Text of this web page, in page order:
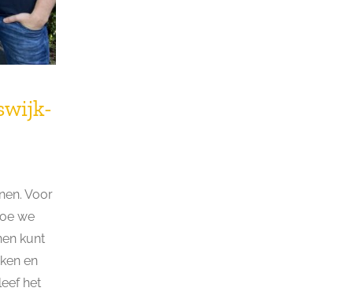
Voor
we
kunt
en
het